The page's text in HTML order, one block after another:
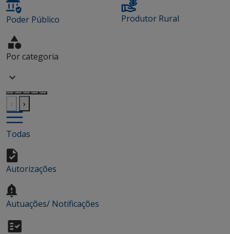
Poder Público Produtor Rural
Por categoria
‹ ›
Todas
Autorizações
Autuações/ Notificações